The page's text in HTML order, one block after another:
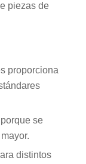
piezas de
proporciona
se
distintos